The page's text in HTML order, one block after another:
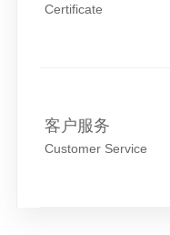
Certificate
客户服务
Customer Service